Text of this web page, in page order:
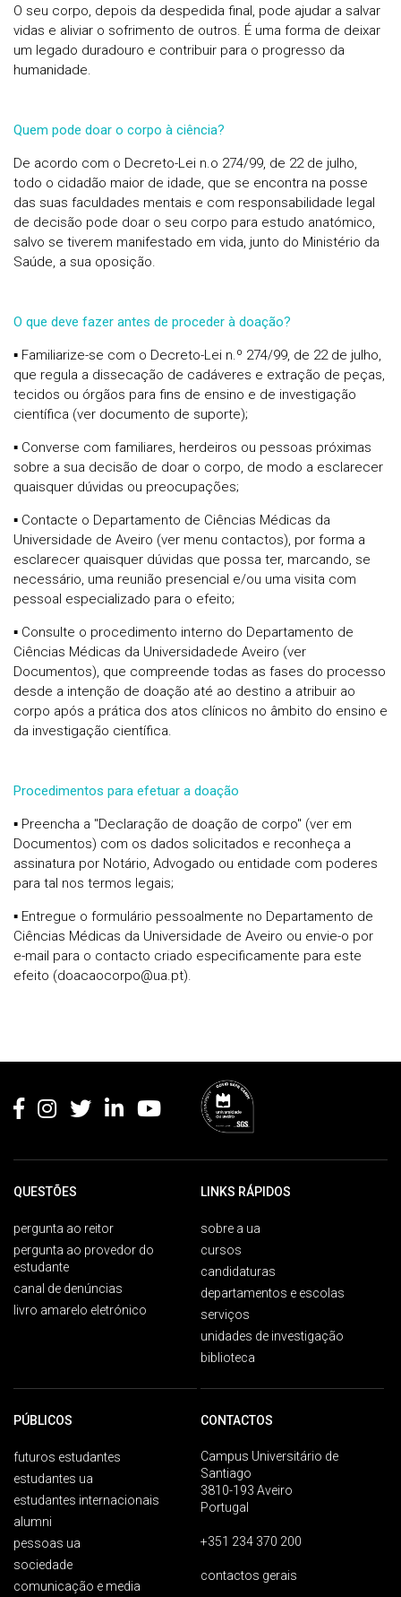
O seu corpo, depois da despedida final, pode ajudar a salvar
vidas e aliviar o sofrimento de outros. É uma forma de deixar
um legado duradouro e contribuir para o progresso da
humanidade.
Quem pode doar o corpo à ciência?
De acordo com o Decreto-Lei n.o 274/99, de 22 de julho,
todo o cidadão maior de idade, que se encontra na posse
das suas faculdades mentais e com responsabilidade legal
de decisão pode doar o seu corpo para estudo anatómico,
salvo se tiverem manifestado em vida, junto do Ministério da
Saúde, a sua oposição.
O que deve fazer antes de proceder à doação?
▪ Familiarize-se com o Decreto-Lei n.º 274/99, de 22 de julho,
que regula a dissecação de cadáveres e extração de peças,
tecidos ou órgãos para fins de ensino e de investigação
científica (ver documento de suporte);
▪ Converse com familiares, herdeiros ou pessoas próximas
sobre a sua decisão de doar o corpo, de modo a esclarecer
quaisquer dúvidas ou preocupações;
▪ Contacte o Departamento de Ciências Médicas da
Universidade de Aveiro (ver menu contactos), por forma a
esclarecer quaisquer dúvidas que possa ter, marcando, se
necessário, uma reunião presencial e/ou uma visita com
pessoal especializado para o efeito;
▪ Consulte o procedimento interno do Departamento de
Ciências Médicas da Universidadede Aveiro (ver
Documentos), que compreende todas as fases do processo
desde a intenção de doação até ao destino a atribuir ao
corpo após a prática dos atos clínicos no âmbito do ensino e
da investigação científica.
Procedimentos para efetuar a doação
▪ Preencha a "Declaração de doação de corpo" (ver em
Documentos) com os dados solicitados e reconheça a
assinatura por Notário, Advogado ou entidade com poderes
para tal nos termos legais;
▪ Entregue o formulário pessoalmente no Departamento de
Ciências Médicas da Universidade de Aveiro ou envie-o por
e-mail para o contacto criado especificamente para este
efeito (doacaocorpo@ua.pt).
QUESTÕES
pergunta ao reitor
pergunta ao provedor do
estudante
canal de denúncias
livro amarelo eletrónico
LINKS RÁPIDOS
sobre a ua
cursos
candidaturas
departamentos e escolas
serviços
unidades de investigação
biblioteca
PÚBLICOS
futuros estudantes
estudantes ua
estudantes internacionais
alumni
pessoas ua
sociedade
comunicação e media
CONTACTOS
Campus Universitário de
Santiago
3810-193 Aveiro
Portugal
+351 234 370 200
contactos gerais